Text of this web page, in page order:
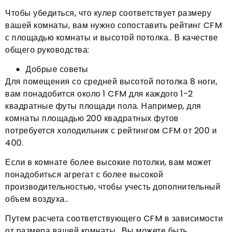
Чтобы убедиться, что кулер соответствует размеру
вашей комнаты, вам нужно сопоставить рейтинг CFM
с площадью комнаты и высотой потолка.. В качестве
общего руководства:
Добрые советы
Для помещения со средней высотой потолка 8 ноги,
вам понадобится около 1 CFM для каждого 1-2
квадратные футы площади пола. Например, для
комнаты площадью 200 квадратных футов
потребуется холодильник с рейтингом CFM от 200 и
400.
Если в комнате более высокие потолки, вам может
понадобиться агрегат с более высокой
производительностью, чтобы учесть дополнительный
объем воздуха..
Путем расчета соответствующего CFM в зависимости